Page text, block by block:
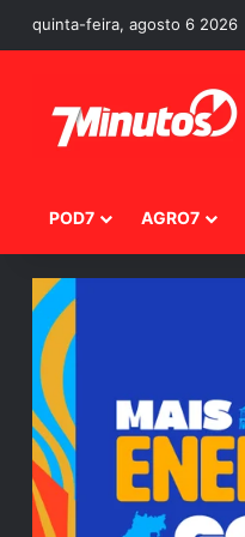
quinta-feira, agosto 6 2026
POD7 AGRO7